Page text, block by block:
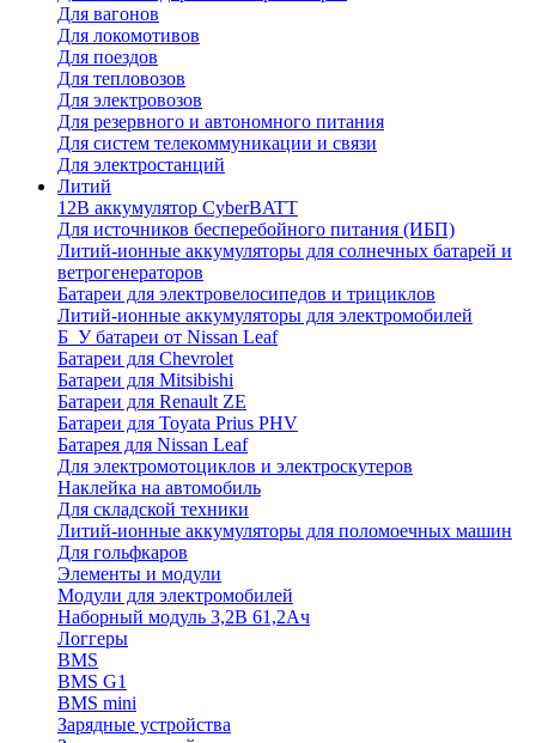
Для вагонов
Для локомотивов
Для поездов
Для тепловозов
Для электровозов
Для резервного и автономного питания
Для систем телекоммуникации и связи
Для электростанций
Литий
12В аккумулятор CyberBATT
Для источников бесперебойного питания (ИБП)
Литий-ионные аккумуляторы для солнечных батарей и
ветрогенераторов
Батареи для электровелосипедов и трициклов
Литий-ионные аккумуляторы для электромобилей
Б_У батареи от Nissan Leaf
Батареи для Chevrolet
Батареи для Mitsibishi
Батареи для Renault ZE
Батареи для Toyata Prius PHV
Батарея для Nissan Leaf
Для электромотоциклов и электроскутеров
Наклейка на автомобиль
Для складской техники
Литий-ионные аккумуляторы для поломоечных машин
Для гольфкаров
Элементы и модули
Модули для электромобилей
Наборный модуль 3,2В 61,2Ач
Логгеры
BMS
BMS G1
BMS mini
Зарядные устройства